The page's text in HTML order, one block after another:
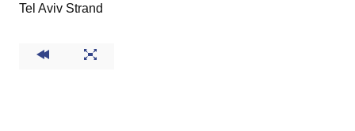
Tel Aviv Strand